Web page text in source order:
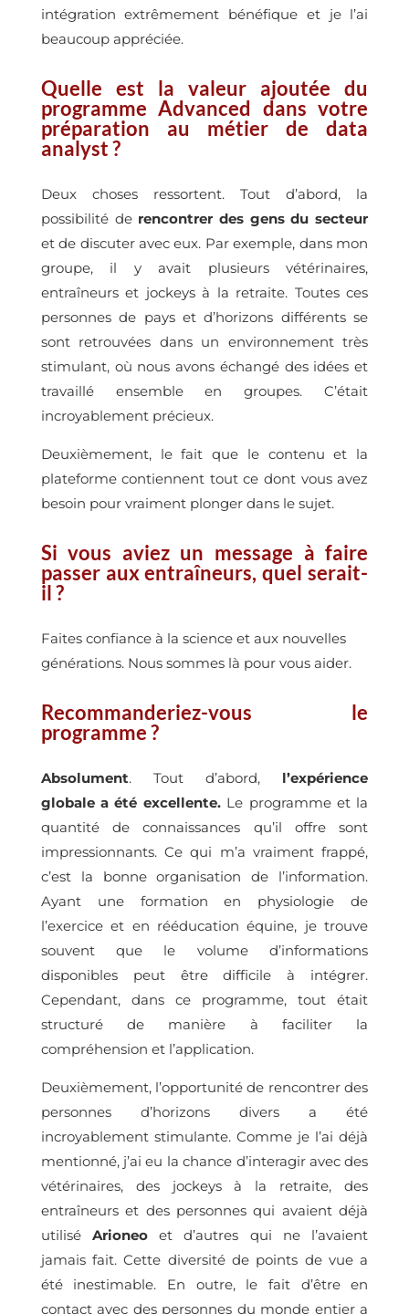
intégration extrêmement bénéfique et je l’ai
beaucoup appréciée.
Quelle est la valeur ajoutée du
programme Advanced dans votre
préparation au métier de data
analyst ?
Deux choses ressortent. Tout d’abord, la
possibilité de rencontrer des gens du secteur
et de discuter avec eux. Par exemple, dans mon
groupe, il y avait plusieurs vétérinaires,
entraîneurs et jockeys à la retraite. Toutes ces
personnes de pays et d’horizons différents se
sont retrouvées dans un environnement très
stimulant, où nous avons échangé des idées et
travaillé ensemble en groupes. C’était
incroyablement précieux.
Deuxièmement, le fait que le contenu et la
plateforme contiennent tout ce dont vous avez
besoin pour vraiment plonger dans le sujet.
Si vous aviez un message à faire
passer aux entraîneurs, quel serait-
il ?
Faites confiance à la science et aux nouvelles
générations. Nous sommes là pour vous aider.
Recommanderiez-vous le
programme ?
Absolument. Tout d’abord, l’expérience
globale a été excellente.Le programme et la
quantité de connaissances qu’il offre sont
impressionnants. Ce qui m’a vraiment frappé,
c’est la bonne organisation de l’information.
Ayant une formation en physiologie de
l’exercice et en rééducation équine, je trouve
souvent que le volume d’informations
disponibles peut être difficile à intégrer.
Cependant, dans ce programme, tout était
structuré de manière à faciliter la
compréhension et l’application.
Deuxièmement, l’opportunité de rencontrer des
personnes d’horizons divers a été
incroyablement stimulante. Comme je l’ai déjà
mentionné, j’ai eu la chance d’interagir avec des
vétérinaires, des jockeys à la retraite, des
entraîneurs et des personnes qui avaient déjà
utiliséArioneo et d’autres qui ne l’avaient
jamais fait. Cette diversité de points de vue a
été inestimable. En outre, le fait d’être en
contact avec des personnes du monde entier a